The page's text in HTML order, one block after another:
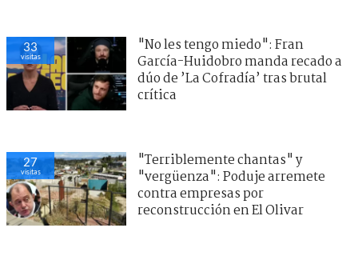
33
visitas
"No les tengo miedo": Fran
García-Huidobro manda recado a
dúo de ’La Cofradía’ tras brutal
crítica
27
visitas
"Terriblemente chantas" y
"vergüenza": Poduje arremete
contra empresas por
reconstrucción en El Olivar